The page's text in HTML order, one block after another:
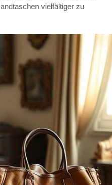
vielfältiger zu